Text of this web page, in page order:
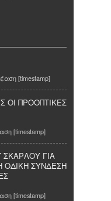
[timestamp]
ΟΙ ΠΡΟΟΠΤΙΚΕΣ
[timestamp]
ΓΙΑ
ΟΔΙΚΗ ΣΥΝΔΕΣΗ
[timestamp]